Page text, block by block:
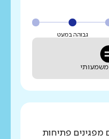
גבוהה במעט
משמעותי
מפגינים פתיחות